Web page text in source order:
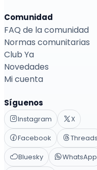
Comunidad
FAQ de la comunidad
Normas comunitarias
Club Ya
Novedades
Mi cuenta
Síguenos
Instagram
X
Facebook
Threads
Bluesky
WhatsApp